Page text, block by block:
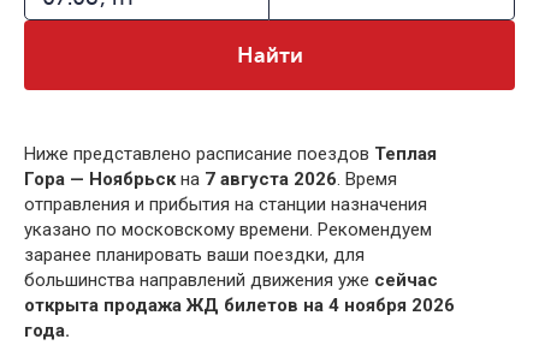
Найти
Ниже представлено расписание поездов Теплая
Гора — Ноябрьскна 7 августа 2026. Время
отправления и прибытия на станции назначения
указано по московскому времени. Рекомендуем
заранее планировать ваши поездки, для
большинства направлений движения уже сейчас
открыта продажа ЖД билетов на 4 ноября 2026
года.